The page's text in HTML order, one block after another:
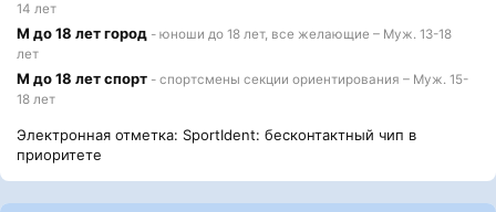
14 лет
М до 18 лет город - юноши до 18 лет, все желающие – Муж. 13-18
лет
М до 18 лет спорт - спортсмены секции ориентирования – Муж. 15-
18 лет
Электронная отметка: SportIdent: бесконтактный чип в
приоритете